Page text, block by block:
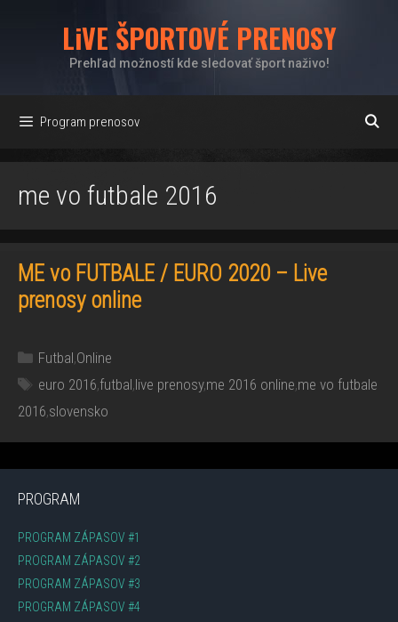
LiVE ŠPORTOVÉ PRENOSY
Prehľad možností kde sledovať šport naživo!
Program prenosov
me vo futbale 2016
ME vo FUTBALE / EURO 2020 – Live
prenosy online
Kategórie
Futbal,Online
Značky
euro 2016,futbal,live prenosy,me 2016 online,me vo futbale
2016,slovensko
PROGRAM
PROGRAM ZÁPASOV #1
PROGRAM ZÁPASOV #2
PROGRAM ZÁPASOV #3
PROGRAM ZÁPASOV #4